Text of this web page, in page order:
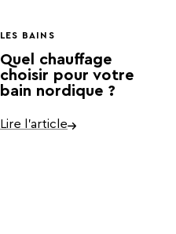
LES BAINS
Quel chauffage
choisir pour votre
bain nordique ?
Lire l'article